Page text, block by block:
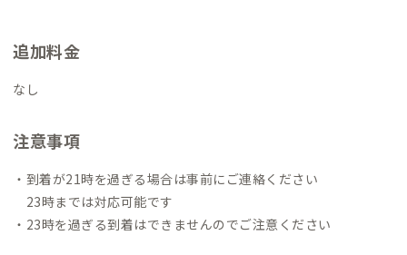
して皆に愛される場となれるように努めている。
追加料金
なし
注意事項
・到着が21時を過ぎる場合は事前にご連絡ください
23時までは対応可能です
・23時を過ぎる到着はできませんのでご注意ください